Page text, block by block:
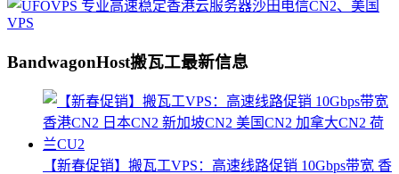
BandwagonHost搬瓦工最新信息
【新春促销】搬瓦工VPS：高速线路促销 10Gbps带宽 香